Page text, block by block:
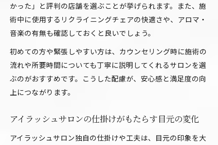
マツエク近江八幡で理想の仕上がりを叶える方
法
口コミから選ぶアイラッシュサロンのポイント
リラ近江八幡で自分に合うアイラッシュサロン
発見術
かった」と評判の店舗を選ぶことが挙げられます。また、施
術中に使用するリクライニングチェアの快適さや、アロマ・
音楽の有無も確認しておくと良いでしょう。
初めての方や緊張しやすい方は、カウンセリング時に施術の
流れや所要時間についても丁寧に説明してくれるサロンを選
ぶのがおすすめです。こうした配慮が、安心感と満足度の向
上につながります。
アイラッシュサロンの仕掛けがもたらす目元の変化
アイラッシュサロン独自の仕掛けや工夫は、目元の印象を大